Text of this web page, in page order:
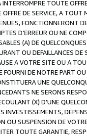
TOUTE
DE SERVICE, A
FONCTIONNERONT
D’ERREUR OU NE
(A) DE
OU DEFAILLANCES
A VOTRE SITE OU A
DE NOTRE PART
UNE
NE SERONS
(X) D'UNE
INVESTISSEMENTS,
OU SUSPENSION DE
TOUTE GARANTIE,